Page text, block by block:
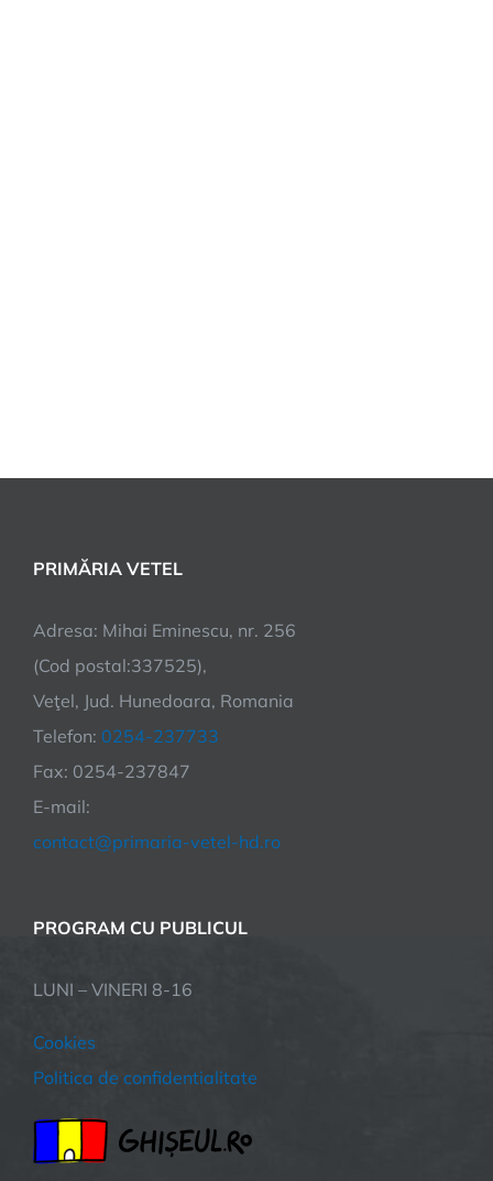
PRIMĂRIA VETEL
Adresa: Mihai Eminescu, nr. 256
(Cod postal:337525),
Veţel, Jud. Hunedoara, Romania
Telefon: 0254-237733
Fax: 0254-237847
E-mail:
contact@primaria-vetel-hd.ro
PROGRAM CU PUBLICUL
LUNI – VINERI 8-16
Cookies
Politica de confidentialitate